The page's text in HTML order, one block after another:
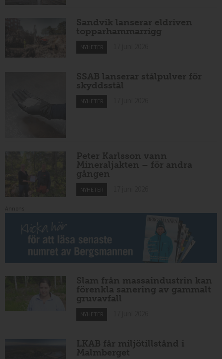
Sandvik lanserar eldriven
topparhammarrigg
NYHETER
SSAB lanserar stålpulver för
skyddsstål
NYHETER
Peter Karlsson vann
Mineraljakten – för andra
gången
NYHETER
Slam från massaindustrin kan
förenkla sanering av gammalt
gruvavfall
NYHETER
LKAB får miljötillstånd i
Malmberget